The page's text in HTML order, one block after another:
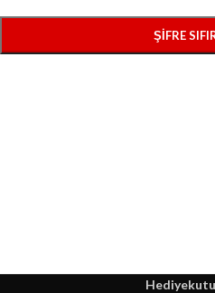
ŞIFRE
Hediyekutu